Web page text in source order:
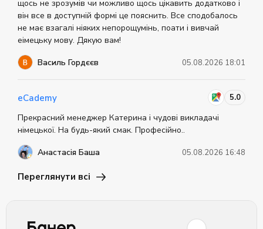
не забувайте про відпочинок. Він допомагає
ефективно засвоїти нову інформацію. Ці практичні
поради допоможуть виробити власну стратегію
успіху під час написання іспиту A2 Key.
щось не зрозумів чи можливо щось цікавить додатково і
він все в доступній формі це пояснить. Все сподобалось
не має взагалі ніяких непорощумінь, поати і вивчай
еімецьку мову. Дякую вам!
Василь Гордєєв
05.08.2026 18:01
eCademy 5.0
Прекрасний менеджер Катерина і чудові викладачі
німецької. На будь-який смак. Професійно..
Анастасія Баша
05.08.2026 16:48
Переглянути всі